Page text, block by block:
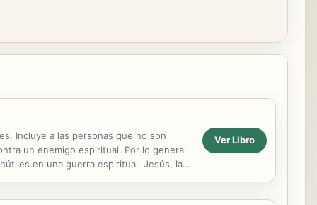
Incluye a las personas que no son
un enemigo espiritual. Por lo general
en una guerra espiritual. Jesús, la
Ver Libro